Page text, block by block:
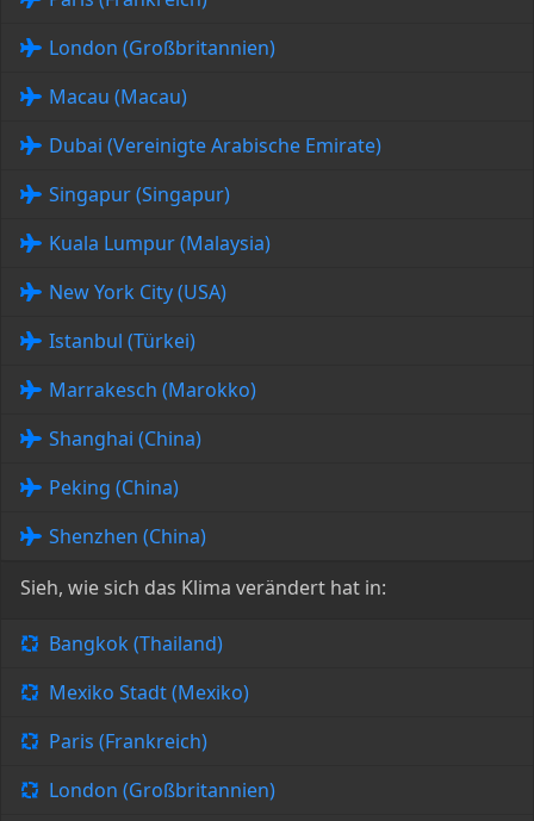
London (Großbritannien)
Macau (Macau)
Dubai (Vereinigte Arabische Emirate)
Singapur (Singapur)
Kuala Lumpur (Malaysia)
New York City (USA)
Istanbul (Türkei)
Marrakesch (Marokko)
Shanghai (China)
Peking (China)
Shenzhen (China)
Sieh, wie sich das Klima verändert hat in:
Bangkok (Thailand)
Mexiko Stadt (Mexiko)
Paris (Frankreich)
London (Großbritannien)